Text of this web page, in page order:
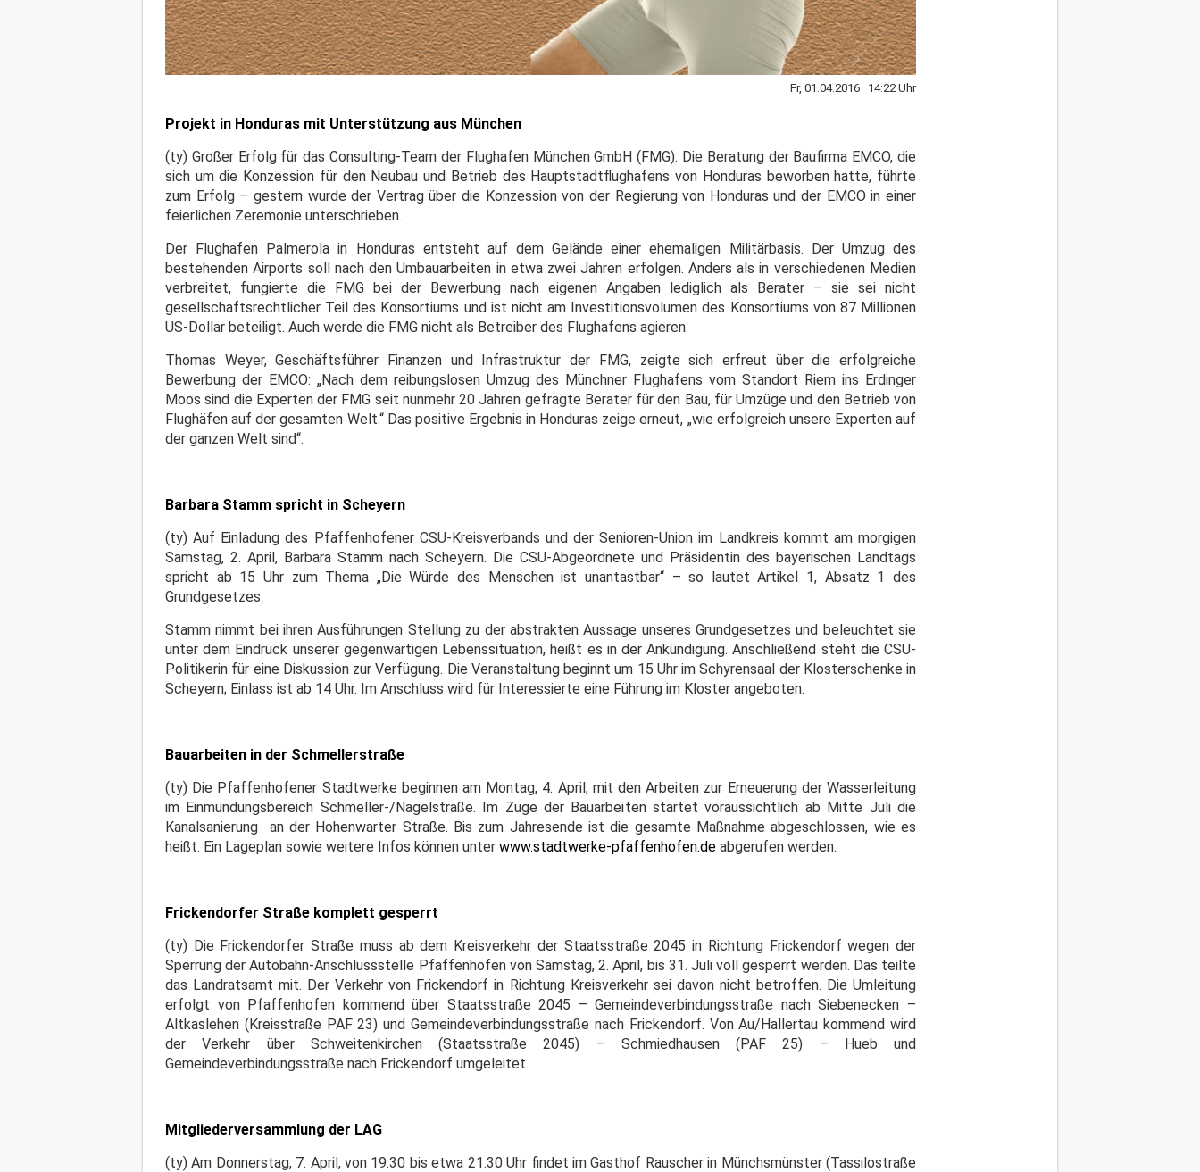
Fr, 01.04.2016 14:22 Uhr
Projekt in Honduras mit Unterstützung aus München
(ty) Großer Erfolg für das Consulting-Team der Flughafen München GmbH (FMG): Die Beratung der Baufirma EMCO, die
sich um die Konzession für den Neubau und Betrieb des Hauptstadtflughafens von Honduras beworben hatte, führte
zum Erfolg – gestern wurde der Vertrag über die Konzession von der Regierung von Honduras und der EMCO in einer
feierlichen Zeremonie unterschrieben.
Der Flughafen Palmerola in Honduras entsteht auf dem Gelände einer ehemaligen Militärbasis. Der Umzug des
bestehenden Airports soll nach den Umbauarbeiten in etwa zwei Jahren erfolgen. Anders als in verschiedenen Medien
verbreitet, fungierte die FMG bei der Bewerbung nach eigenen Angaben lediglich als Berater – sie sei nicht
gesellschaftsrechtlicher Teil des Konsortiums und ist nicht am Investitionsvolumen des Konsortiums von 87 Millionen
US-Dollar beteiligt. Auch werde die FMG nicht als Betreiber des Flughafens agieren.
Thomas Weyer, Geschäftsführer Finanzen und Infrastruktur der FMG, zeigte sich erfreut über die erfolgreiche
Bewerbung der EMCO: „Nach dem reibungslosen Umzug des Münchner Flughafens vom Standort Riem ins Erdinger
Moos sind die Experten der FMG seit nunmehr 20 Jahren gefragte Berater für den Bau, für Umzüge und den Betrieb von
Flughäfen auf der gesamten Welt.“ Das positive Ergebnis in Honduras zeige erneut, „wie erfolgreich unsere Experten auf
der ganzen Welt sind“.
Barbara Stamm spricht in Scheyern
(ty) Auf Einladung des Pfaffenhofener CSU-Kreisverbands und der Senioren-Union im Landkreis kommt am morgigen
Samstag, 2. April, Barbara Stamm nach Scheyern. Die CSU-Abgeordnete und Präsidentin des bayerischen Landtags
spricht ab 15 Uhr zum Thema „Die Würde des Menschen ist unantastbar“ – so lautet Artikel 1, Absatz 1 des
Grundgesetzes.
Stamm nimmt bei ihren Ausführungen Stellung zu der abstrakten Aussage unseres Grundgesetzes und beleuchtet sie
unter dem Eindruck unserer gegenwärtigen Lebenssituation, heißt es in der Ankündigung. Anschließend steht die CSU-
Politikerin für eine Diskussion zur Verfügung. Die Veranstaltung beginnt um 15 Uhr im Schyrensaal der Klosterschenke in
Scheyern; Einlass ist ab 14 Uhr. Im Anschluss wird für Interessierte eine Führung im Kloster angeboten.
Bauarbeiten in der Schmellerstraße
(ty) Die Pfaffenhofener Stadtwerke beginnen am Montag, 4. April, mit den Arbeiten zur Erneuerung der Wasserleitung
im Einmündungsbereich Schmeller-/Nagelstraße. Im Zuge der Bauarbeiten startet voraussichtlich ab Mitte Juli die
Kanalsanierung an der Hohenwarter Straße. Bis zum Jahresende ist die gesamte Maßnahme abgeschlossen, wie es
heißt. Ein Lageplan sowie weitere Infos können unter www.stadtwerke-pfaffenhofen.de abgerufen werden.
Frickendorfer Straße komplett gesperrt
(ty) Die Frickendorfer Straße muss ab dem Kreisverkehr der Staatsstraße 2045 in Richtung Frickendorf wegen der
Sperrung der Autobahn-Anschlussstelle Pfaffenhofen von Samstag, 2. April, bis 31. Juli voll gesperrt werden. Das teilte
das Landratsamt mit. Der Verkehr von Frickendorf in Richtung Kreisverkehr sei davon nicht betroffen. Die Umleitung
erfolgt von Pfaffenhofen kommend über Staatsstraße 2045 – Gemeindeverbindungsstraße nach Siebenecken –
Altkaslehen (Kreisstraße PAF 23) und Gemeindeverbindungsstraße nach Frickendorf. Von Au/Hallertau kommend wird
der Verkehr über Schweitenkirchen (Staatsstraße 2045) – Schmiedhausen (PAF 25) – Hueb und
Gemeindeverbindungsstraße nach Frickendorf umgeleitet.
Mitgliederversammlung der LAG
(ty) Am Donnerstag, 7. April, von 19.30 bis etwa 21.30 Uhr findet im Gasthof Rauscher in Münchsmünster (Tassilostraße